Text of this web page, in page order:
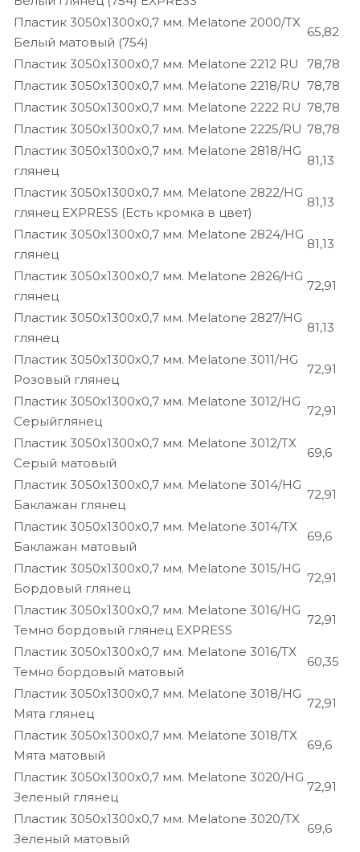
Пластик 3050х1300х0,7 мм. Melatone 2000/TX
Белый матовый (754)
65,82
Пластик 3050х1300х0,7 мм. Melatone 2212 RU
78,78
Пластик 3050х1300х0,7 мм. Melatone 2218/RU 78,78
Пластик 3050х1300х0,7 мм. Melatone 2222 RU 78,78
Пластик 3050х1300х0,7 мм. Melatone 2225/RU 78,78
Пластик 3050х1300х0,7 мм. Melatone 2818/HG
глянец
81,13
Пластик 3050х1300х0,7 мм. Melatone 2822/HG
глянец EXPRESS (Есть кромка в цвет)
81,13
Пластик 3050х1300х0,7 мм. Melatone 2824/HG
глянец
81,13
Пластик 3050х1300х0,7 мм. Melatone 2826/HG
глянец
72,91
Пластик 3050х1300х0,7 мм. Melatone 2827/HG
глянец
81,13
Пластик 3050х1300х0,7 мм. Melatone 3011/HG
Розовый глянец
72,91
Пластик 3050х1300х0,7 мм. Melatone 3012/HG
Серыйглянец
72,91
Пластик 3050х1300х0,7 мм. Melatone 3012/TX
Серый матовый
69,6
Пластик 3050х1300х0,7 мм. Melatone 3014/HG
Баклажан глянец
72,91
Пластик 3050х1300х0,7 мм. Melatone 3014/TX
Баклажан матовый
69,6
Пластик 3050х1300х0,7 мм. Melatone 3015/HG
Бордовый глянец
72,91
Пластик 3050х1300х0,7 мм. Melatone 3016/HG
Темно бордовый глянец EXPRESS
72,91
Пластик 3050х1300х0,7 мм. Melatone 3016/TX
Темно бордовый матовый
60,35
Пластик 3050х1300х0,7 мм. Melatone 3018/HG
Мята глянец
72,91
Пластик 3050х1300х0,7 мм. Melatone 3018/TX
Мята матовый
69,6
Пластик 3050х1300х0,7 мм. Melatone 3020/HG
Зеленый глянец
72,91
Пластик 3050х1300х0,7 мм. Melatone 3020/TX
Зеленый матовый
69,6